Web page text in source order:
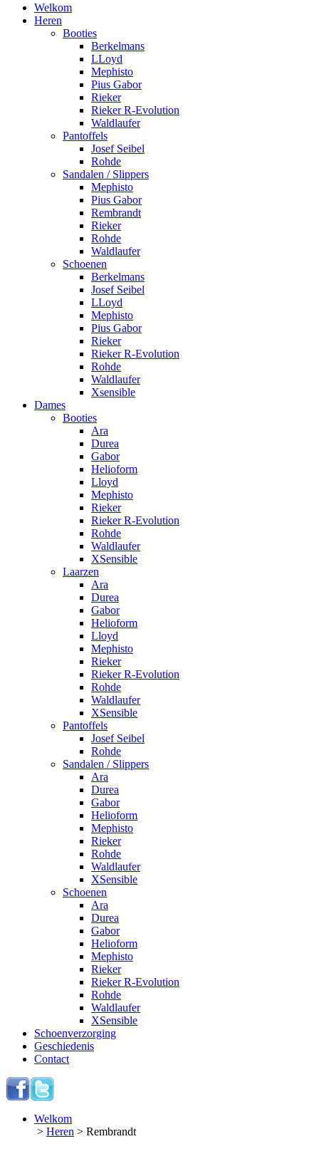
Welkom
Heren
Booties
Berkelmans
LLoyd
Mephisto
Pius Gabor
Rieker
Rieker R-Evolution
Waldlaufer
Pantoffels
Josef Seibel
Rohde
Sandalen / Slippers
Mephisto
Pius Gabor
Rembrandt
Rieker
Rohde
Waldlaufer
Schoenen
Berkelmans
Josef Seibel
LLoyd
Mephisto
Pius Gabor
Rieker
Rieker R-Evolution
Rohde
Waldlaufer
Xsensible
Dames
Booties
Ara
Durea
Gabor
Helioform
Lloyd
Mephisto
Rieker
Rieker R-Evolution
Rohde
Waldlaufer
XSensible
Laarzen
Ara
Durea
Gabor
Helioform
Lloyd
Mephisto
Rieker
Rieker R-Evolution
Rohde
Waldlaufer
XSensible
Pantoffels
Josef Seibel
Rohde
Sandalen / Slippers
Ara
Durea
Gabor
Helioform
Mephisto
Rieker
Rohde
Waldlaufer
XSensible
Schoenen
Ara
Durea
Gabor
Helioform
Mephisto
Rieker
Rieker R-Evolution
Rohde
Waldlaufer
XSensible
Schoenverzorging
Geschiedenis
Contact
Welkom
> Heren > Rembrandt